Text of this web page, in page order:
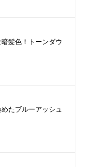
髪色！トーンダウ
たブルーアッシュ